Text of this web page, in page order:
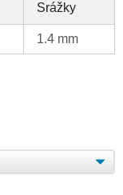
Srážky
1.4 mm